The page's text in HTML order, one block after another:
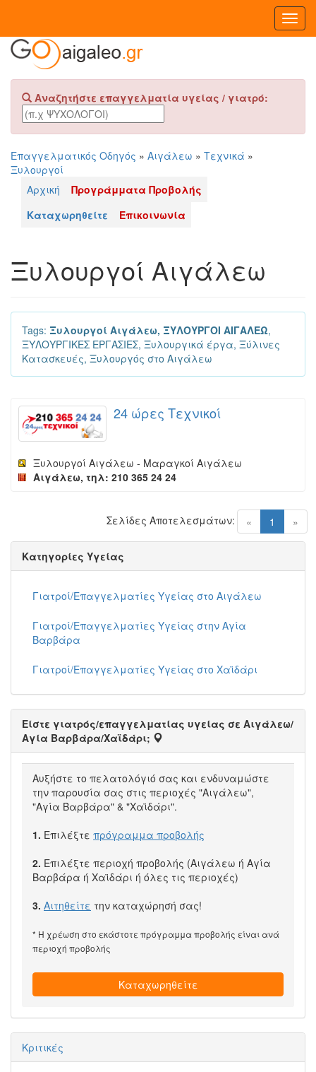
Αναζητήστε επαγγελματία υγείας / γιατρό:
Επαγγελματικός Οδηγός » Αιγάλεω » Τεχνικά »
Ξυλουργοί
Αρχική
Προγράμματα Προβολής
Καταχωρηθείτε
Επικοινωνία
Ξυλουργοί Αιγάλεω
Tags: Ξυλουργοί Αιγάλεω, ΞΥΛΟΥΡΓΟΙ ΑΙΓΑΛΕΩ,
ΞΥΛΟΥΡΓΙΚΕΣ ΕΡΓΑΣΙΕΣ, Ξυλουργικά έργα, Ξύλινες
Κατασκευές, Ξυλουργός στο Αιγάλεω
24 ώρες Τεχνικοί
Ξυλουργοί Αιγάλεω - Μαραγκοί Αιγάλεω
Αιγάλεω, τηλ: 210 365 24 24
« 1 (current)
»
Σελίδες Αποτελεσμάτων:
Κατηγορίες Υγείας
Γιατροί/Επαγγελματίες Υγείας στο Αιγάλεω
Γιατροί/Επαγγελματίες Υγείας στην Αγία
Βαρβάρα
Γιατροί/Επαγγελματίες Υγείας στο Χαϊδάρι
Είστε γιατρός/επαγγελματίας υγείας σε Αιγάλεω/
Αγία Βαρβάρα/Χαϊδάρι;
Αυξήστε το πελατολόγιό σας και ενδυναμώστε
την παρουσία σας στις περιοχές "Αιγάλεω",
"Αγία Βαρβάρα" & "Χαϊδάρι".
1. Επιλέξτε πρόγραμμα προβολής
2. Επιλέξτε περιοχή προβολής (Αιγάλεω ή Αγία
Βαρβάρα ή Χαϊδάρι ή όλες τις περιοχές)
3. Αιτηθείτε την καταχώρησή σας!
* Η χρέωση στο εκάστοτε πρόγραμμα προβολής είναι ανά
περιοχή προβολής
Καταχωρηθείτε
Κριτικές